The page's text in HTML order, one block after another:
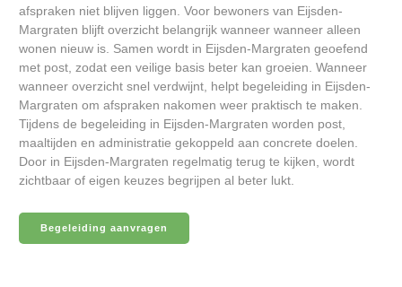
afspraken niet blijven liggen. Voor bewoners van Eijsden-
Margraten blijft overzicht belangrijk wanneer wanneer alleen
wonen nieuw is. Samen wordt in Eijsden-Margraten geoefend
met post, zodat een veilige basis beter kan groeien. Wanneer
wanneer overzicht snel verdwijnt, helpt begeleiding in Eijsden-
Margraten om afspraken nakomen weer praktisch te maken.
Tijdens de begeleiding in Eijsden-Margraten worden post,
maaltijden en administratie gekoppeld aan concrete doelen.
Door in Eijsden-Margraten regelmatig terug te kijken, wordt
zichtbaar of eigen keuzes begrijpen al beter lukt.
Begeleiding aanvragen